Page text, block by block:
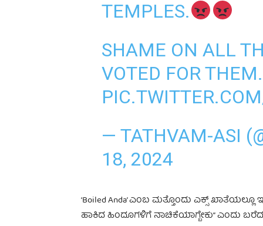
TEMPLES.
SHAME ON ALL
VOTED FOR
— TATHVAM-ASI
18, 2024
‘Boiled Anda’ ಎಂಬ ಮತ್ತೊಂದು ಎಕ್ಸ್
ಹಾಕಿದ ಹಿಂದೂಗಳಿಗೆ ನಾಚಿಕೆಯಾಗ್ಬೇಕು” ಎಂದು